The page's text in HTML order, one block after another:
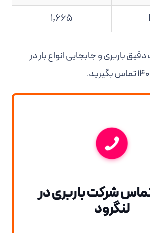
1,665
باربری و جابجایی انواع بار در
شرکت باربری در
لنگرود